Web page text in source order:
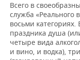
Всего в
служба «Реального
восьми
праздника душа
четыре вида
и вино, и водка),